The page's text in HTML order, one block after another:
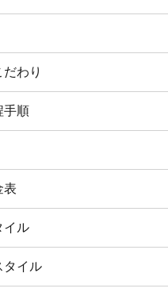
だわり
手順
表
イル
タイル